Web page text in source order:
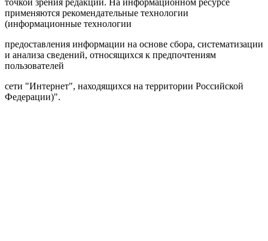
точкой зрения редакции. На информационном ресурсе
применяются рекомендательные технологии
(информационные технологии
предоставления информации на основе сбора, систематизации
и анализа сведений, относящихся к предпочтениям
пользователей
сети "Интернет", находящихся на территории Российской
Федерации)".